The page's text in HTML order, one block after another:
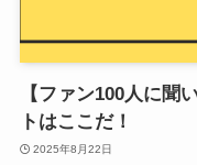
【ファン100人に聞
トはここだ！
2025年8月22日